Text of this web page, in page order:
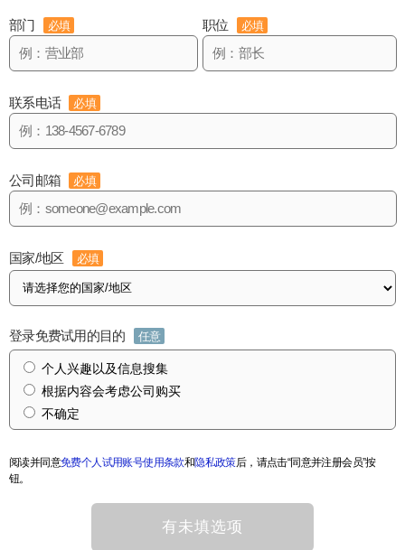
部门 必填 职位 必填
联系电话 必填
公司邮箱 必填
国家/地区 必填
登录免费试用的目的 任意
个人兴趣以及信息搜集
根据内容会考虑公司购买
不确定
阅读并同意免费个人试用账号使用条款和隐私政策后，请点击“同意并注册会员”按
钮。